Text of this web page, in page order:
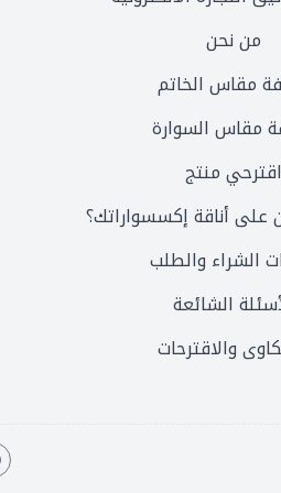
من نحن
مقاس الخاتم
مقاس السوارة
اقترحي منتج
أناقة إكسسواراتك؟
الشراء والطلب
الشائعة
والاقترحات